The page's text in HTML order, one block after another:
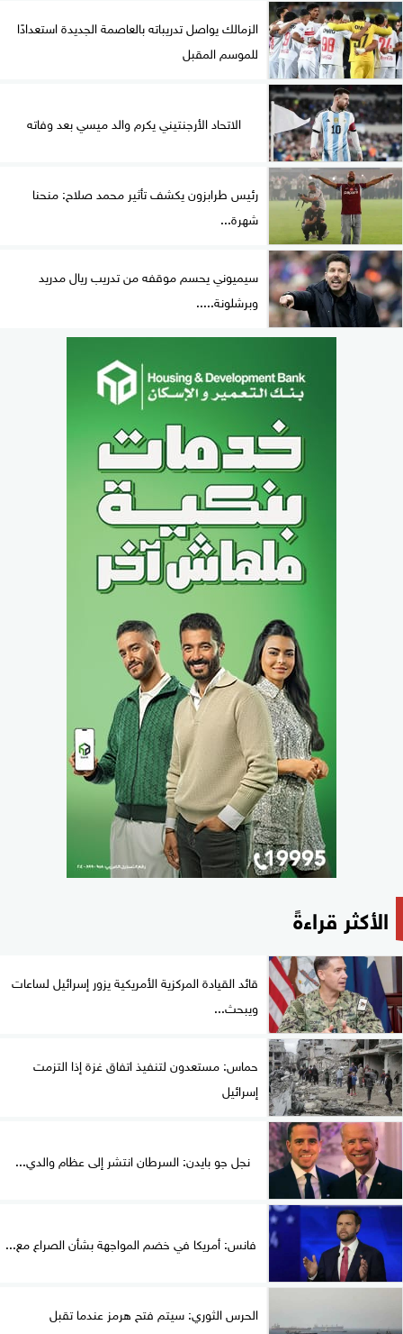
الزمالك يواصل تدريباته بالعاصمة الجديدة استعدادًا
للموسم المقبل
الاتحاد الأرجنتيني يكرم والد ميسي بعد وفاته
رئيس طرابزون يكشف تأثير محمد صلاح: منحنا
شهرة...
سيميوني يحسم موقفه من تدريب ريال مدريد
وبرشلونة.....
الأكثر قراءةً
قائد القيادة المركزية الأمريكية يزور إسرائيل لساعات
ويبحث...
حماس: مستعدون لتنفيذ اتفاق غزة إذا التزمت
إسرائيل
نجل جو بايدن: السرطان انتشر إلى عظام والدي...
فانس: أمريكا في خضم المواجهة بشأن الصراع مع...
الحرس الثوري: سيتم فتح هرمز عندما تقبل